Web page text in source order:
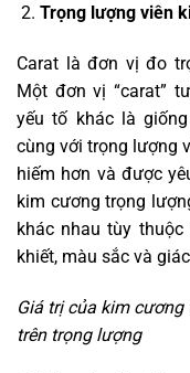
Trọng lượng viên
Carat là đơn vị đo
Một đơn vị “carat”
yếu tố khác là
cùng với trọng lượng
hiếm hơn và được
kim cương trọng
khác nhau tùy
khiết, màu sắc và
Giá trị của kim
trên trọng lượng